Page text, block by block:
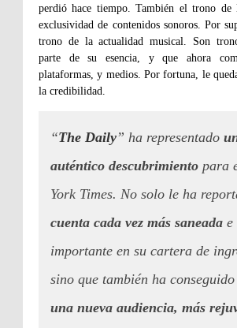
perdió hace tiempo. También el trono de
exclusividad de contenidos sonoros. Por
trono de la actualidad musical. Son
parte de su esencia, y que ahora
plataformas, y medios. Por fortuna, le
la credibilidad.
“The Daily” ha representado
auténtico descubrimiento para
York Times. No solo le ha
cuenta cada vez más saneada e
importante en su cartera de
sino que también ha conseguido
una nueva audiencia, más